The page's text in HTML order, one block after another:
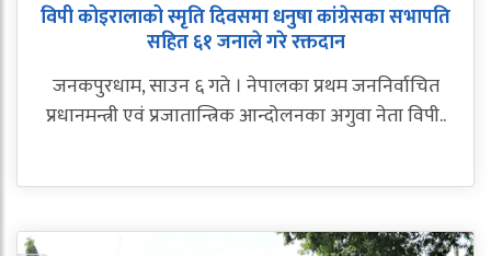
विपी कोइरालाको स्मृति दिवसमा धनुषा कांग्रेसका सभापति
सहित ६१ जनाले गरे रक्तदान
जनकपुरधाम, साउन ६ गते । नेपालका प्रथम जननिर्वाचित
प्रधानमन्त्री एवं प्रजातान्त्रिक आन्दोलनका अगुवा नेता विपी..